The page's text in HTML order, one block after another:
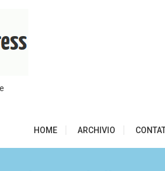
HOME ARCHIVIO